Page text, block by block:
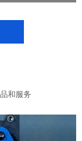
和服务